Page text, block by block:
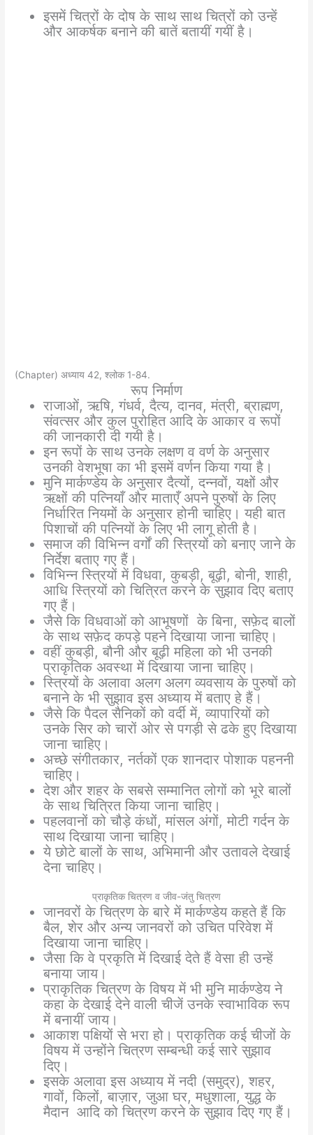
इसमें चित्रों के दोष के साथ साथ चित्रों को उन्हें
और आकर्षक बनाने की बातें बतायीं गयीं है।
(Chapter) अध्याय 42, श्लोक 1-84.
रूप निर्माण
राजाओं, ऋषि, गंधर्व, दैत्य, दानव, मंत्री, ब्राह्मण,
संवत्सर और कुल पुरोहित आदि के आकार व रूपों
की जानकारी दी गयी है।
इन रूपों के साथ उनके लक्षण व वर्ण के अनुसार
उनकी वेशभूषा का भी इसमें वर्णन किया गया है।
मुनि मार्कण्डेय के अनुसार दैत्यों, दन्नवों, यक्षों और
ऋक्षों की पत्नियाँ और माताएँ अपने पुरुषों के लिए
निर्धारित नियमों के अनुसार होनी चाहिए। यही बात
पिशाचों की पत्नियों के लिए भी लागू होती है।
समाज की विभिन्न वर्गों की स्त्रियों को बनाए जाने के
निर्देश बताए गए हैं।
विभिन्न स्त्रियों में विधवा, कुबड़ी, बूढ़ी, बोनी, शाही,
आधि स्त्रियों को चित्रित करने के सुझाव दिए बताए
गए हैं।
जैसे कि विधवाओं को आभूषणों के बिना, सफ़ेद बालों
के साथ सफ़ेद कपड़े पहने दिखाया जाना चाहिए।
वहीं कुबड़ी, बौनी और बूढ़ी महिला को भी उनकी
प्राकृतिक अवस्था में दिखाया जाना चाहिए।
स्त्रियों के अलावा अलग अलग व्यवसाय के पुरुषों को
बनाने के भी सुझाव इस अध्याय में बताए हे हैं।
जैसे कि पैदल सैनिकों को वर्दी में, व्यापारियों को
उनके सिर को चारों ओर से पगड़ी से ढके हुए दिखाया
जाना चाहिए।
अच्छे संगीतकार, नर्तकों एक शानदार पोशाक पहननी
चाहिए।
देश और शहर के सबसे सम्मानित लोगों को भूरे बालों
के साथ चित्रित किया जाना चाहिए।
पहलवानों को चौड़े कंधों, मांसल अंगों, मोटी गर्दन के
साथ दिखाया जाना चाहिए।
ये छोटे बालों के साथ, अभिमानी और उतावले देखाई
देना चाहिए।
प्राकृतिक चित्रण व जीव-जंतु चित्रण
जानवरों के चित्रण के बारे में मार्कण्डेय कहते हैं कि
बैल, शेर और अन्य जानवरों को उचित परिवेश में
दिखाया जाना चाहिए।
जैसा कि वे प्रकृति में दिखाई देते हैं वेसा ही उन्हें
बनाया जाय।
प्राकृतिक चित्रण के विषय में भी मुनि मार्कण्डेय ने
कहा के देखाई देने वाली चीजें उनके स्वाभाविक रूप
में बनायीं जाय।
आकाश पक्षियों से भरा हो। प्राकृतिक कई चीजों के
विषय में उन्होंने चित्रण सम्बन्धी कई सारे सुझाव
दिए।
इसके अलावा इस अध्याय में नदी (समुद्र), शहर,
गावों, किलों, बाज़ार, जुआ घर, मधुशाला, युद्ध के
मैदान आदि को चित्रण करने के सुझाव दिए गए हैं।